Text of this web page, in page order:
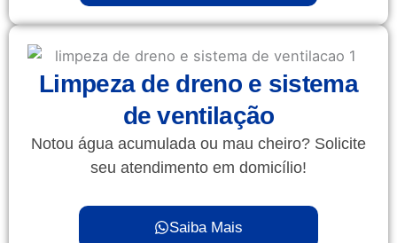
Limpeza de dreno e sistema
de ventilação
Notou água acumulada ou mau cheiro? Solicite
seu atendimento em domicílio!
Saiba Mais